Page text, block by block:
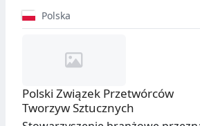
Polska
Polski Związek Przetwórców
Tworzyw Sztucznych